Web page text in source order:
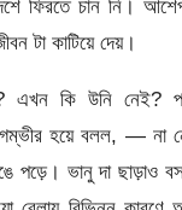
ফিরতে চান নি।
টা কাটিয়ে দেয়।
এখন কি উনি নেই?
হয়ে বলল, — না
পড়ে। ভানু দা ছাড়াও